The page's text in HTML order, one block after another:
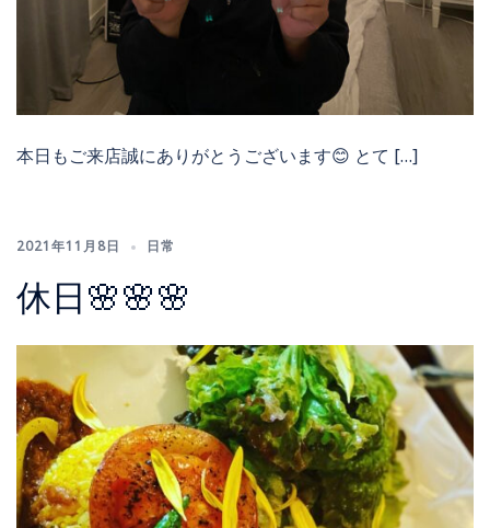
本日もご来店誠にありがとうございます😊 とて […]
2021年11月8日 日常
休日🌸🌸🌸